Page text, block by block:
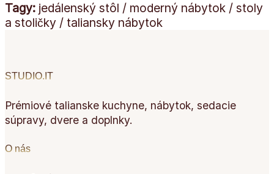
Tagy: jedálenský stôl / moderný nábytok / stoly
a stoličky / taliansky nábytok
STUDIO.IT
Prémiové talianske kuchyne, nábytok, sedacie
súpravy, dvere a doplnky.
O nás